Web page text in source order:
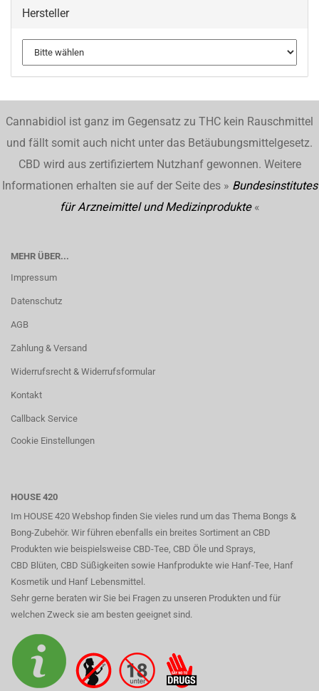
Hersteller
Cannabidiol ist ganz im Gegensatz zu THC kein Rauschmittel
und fällt somit auch nicht unter das Betäubungsmittelgesetz.
CBD wird aus zertifiziertem Nutzhanf gewonnen. Weitere
Informationen erhalten sie auf der Seite des » Bundesinstitutes
für Arzneimittel und Medizinprodukte«
MEHR ÜBER...
Impressum
Datenschutz
AGB
Zahlung & Versand
Widerrufsrecht & Widerrufsformular
Kontakt
Callback Service
Cookie Einstellungen
HOUSE 420
Im HOUSE 420 Webshop finden Sie vieles rund um das Thema Bongs &
Bong-Zubehör. Wir führen ebenfalls ein breites Sortiment an CBD
Produkten wie beispielsweise CBD-Tee, CBD Öle und Sprays,
CBD Blüten, CBD Süßigkeiten sowie Hanfprodukte wie Hanf-Tee, Hanf
Kosmetik und Hanf Lebensmittel.
Sehr gerne beraten wir Sie bei Fragen zu unseren Produkten und für
welchen Zweck sie am besten geeignet sind.